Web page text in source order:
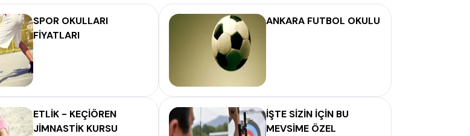
SPOR OKULLARI
FİYATLARI
ANKARA FUTBOL OKULU
ETLİK - KEÇİÖREN
JİMNASTİK KURSU
İŞTE SİZİN İÇİN BU
MEVSİME ÖZEL